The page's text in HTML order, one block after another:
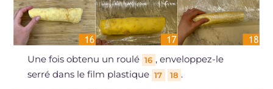
Une fois obtenu un roulé 16 , enveloppez-le
serré dans le film plastique 17 18 .